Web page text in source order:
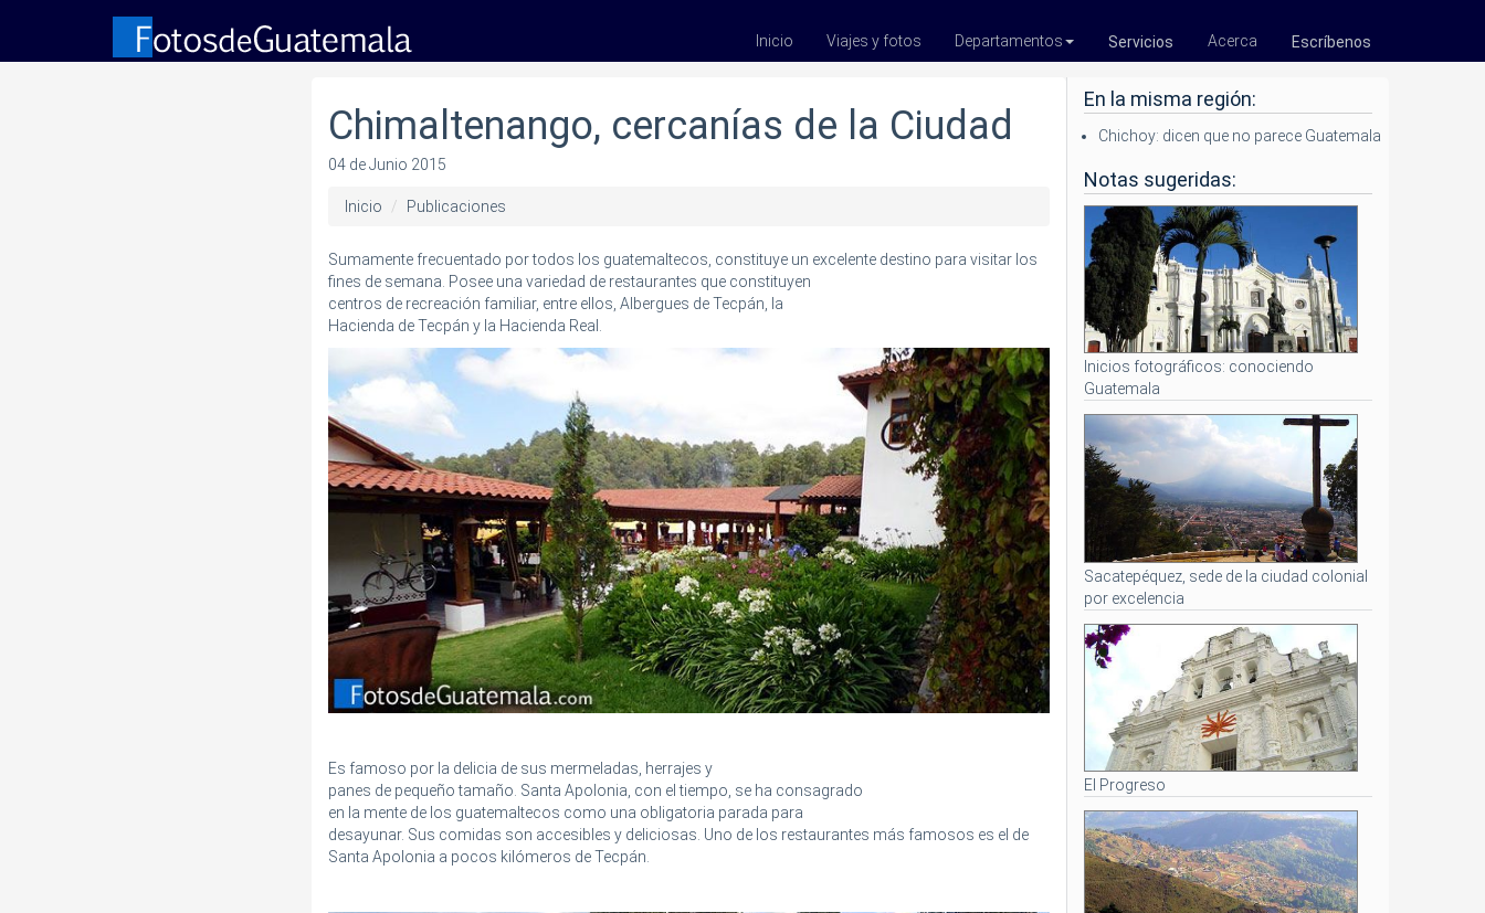
Inicio Viajes y fotos Departamentos Servicios Acerca Escríbenos
Chimaltenango, cercanías de la Ciudad
04 de Junio 2015
Inicio Publicaciones
Sumamente frecuentado por todos los guatemaltecos, constituye un excelente destino para visitar los
fines de semana. Posee una variedad de restaurantes que constituyen
centros de recreación familiar, entre ellos, Albergues de Tecpán, la
Hacienda de Tecpán y la Hacienda Real.
Es famoso por la delicia de sus mermeladas, herrajes y
panes de pequeño tamaño. Santa Apolonia, con el tiempo, se ha consagrado
en la mente de los guatemaltecos como una obligatoria parada para
desayunar. Sus comidas son accesibles y deliciosas. Uno de los restaurantes más famosos es el de
Santa Apolonia a pocos kilómeros de Tecpán.
En la misma región:
Chichoy: dicen que no parece Guatemala
Notas sugeridas:
Inicios fotográficos: conociendo
Guatemala
Sacatepéquez, sede de la ciudad colonial
por excelencia
El Progreso